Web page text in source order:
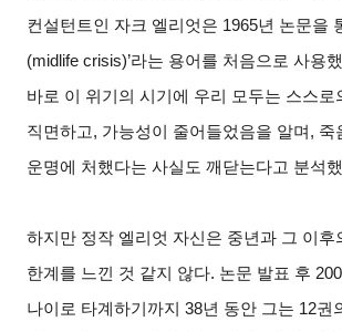
컨설턴트인 자크 엘리엇은 1965년 논문을
(midlife crisis)’라는 용어를 처음으로 사용
바로 이 위기의 시기에 우리 모두는 스스로
직면하고, 가능성이 줄어들었음을 알며, 죽
운명에 처했다는 사실도 깨닫는다고 분석
하지만 정작 엘리엇 자신은 중년과 그 이후
한계를 느낀 것 같지 않다. 논문 발표 후
나이로 타계하기까지 38년 동안 그는 12권